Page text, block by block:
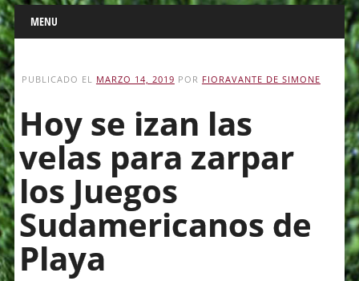
Main menu
Skip
to
content
MENU
PUBLICADO EL MARZO 14, 2019 POR FIORAVANTE DE SIMONE
Hoy se izan las
velas para zarpar
los Juegos
Sudamericanos de
Playa